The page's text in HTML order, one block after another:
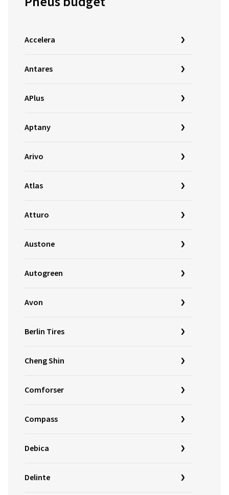
Accelera
Antares
APlus
Aptany
Arivo
Atlas
Atturo
Austone
Autogreen
Avon
Berlin Tires
Cheng Shin
Comforser
Compass
Debica
Delinte